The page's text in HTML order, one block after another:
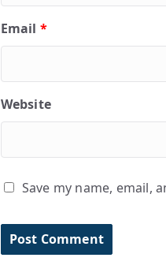
Email *
Website
Save my name, email,